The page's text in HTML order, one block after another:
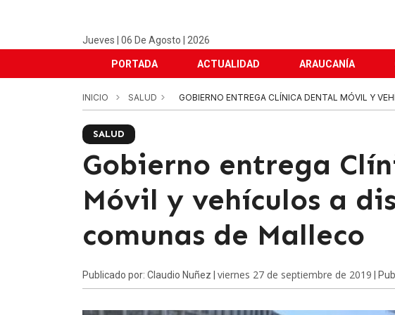
Jueves | 06 De Agosto | 2026
PORTADA ACTUALIDAD ARAUCANÍA
INICIO SALUD GOBIERNO ENTREGA CLÍNICA DENTAL MÓVIL Y
SALUD
Gobierno entrega
Móvil y vehículos a
comunas de Malleco
Publicado por: Claudio Nuñez | viernes 27 de septiembre de 2019 |